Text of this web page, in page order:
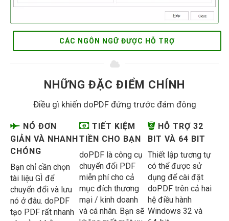
CÁC NGÔN NGỮ ĐƯỢC HỖ TRỢ
NHỮNG ĐẶC ĐIỂM CHÍNH
Điều gì khiến doPDF đứng trước đám đông
NÓ ĐƠN
GIẢN VÀ NHANH
CHÓNG
Bạn chỉ cần chọn
tài liệu GÌ để
chuyển đổi và lưu
nó ở đâu. doPDF
tạo PDF rất nhanh
TIẾT KIỆM
TIỀN CHO BẠN
doPDF là công cụ
chuyển đổi PDF
miễn phí cho cả
mục đích thương
mại / kinh doanh
và cá nhân. Bạn sẽ
HỖ TRỢ 32
BIT VÀ 64 BIT
Thiết lập tương tự
có thể được sử
dụng để cài đặt
doPDF trên cả hai
hệ điều hành
Windows 32 và